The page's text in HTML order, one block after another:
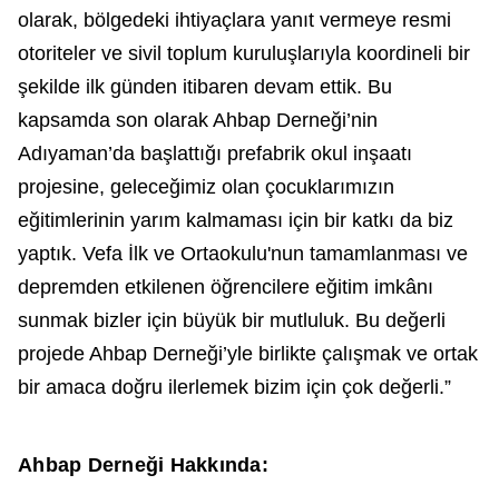
olarak, bölgedeki ihtiyaçlara yanıt vermeye resmi
otoriteler ve sivil toplum kuruluşlarıyla koordineli bir
şekilde ilk günden itibaren devam ettik. Bu
kapsamda son olarak Ahbap Derneği’nin
Adıyaman’da başlattığı prefabrik okul inşaatı
projesine, geleceğimiz olan çocuklarımızın
eğitimlerinin yarım kalmaması için bir katkı da biz
yaptık. Vefa İlk ve Ortaokulu'nun tamamlanması ve
depremden etkilenen öğrencilere eğitim imkânı
sunmak bizler için büyük bir mutluluk. Bu değerli
projede Ahbap Derneği’yle birlikte çalışmak ve ortak
bir amaca doğru ilerlemek bizim için çok değerli.”
Ahbap Derneği Hakkında: